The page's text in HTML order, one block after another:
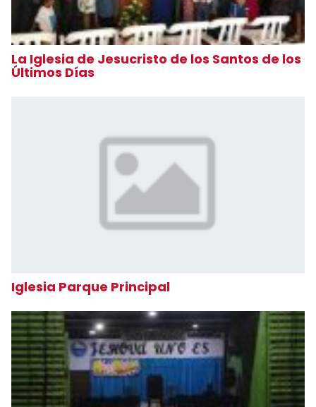
La Iglesia de Jesucristo de los Santos de los
Últimos Días
Iglesia Parque Principal